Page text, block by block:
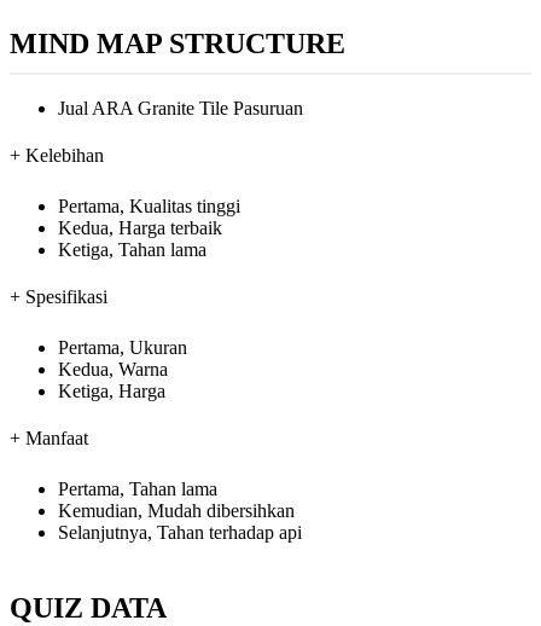
MIND MAP STRUCTURE
Jual ARA Granite Tile Pasuruan
+ Kelebihan
Pertama, Kualitas tinggi
Kedua, Harga terbaik
Ketiga, Tahan lama
+ Spesifikasi
Pertama, Ukuran
Kedua, Warna
Ketiga, Harga
+ Manfaat
Pertama, Tahan lama
Kemudian, Mudah dibersihkan
Selanjutnya, Tahan terhadap api
QUIZ DATA